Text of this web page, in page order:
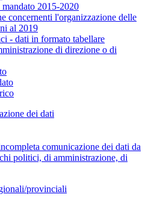
2015-2020
concernenti l'organizzazione delle
al 2019
- dati in formato tabellare
di direzione o di
dei dati
comunicazione dei dati da
politici, di amministrazione, di
provinciali